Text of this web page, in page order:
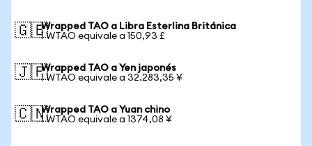
🇬🇧Wrapped TAO a Libra Esterlina Británica
1 WTAO equivale a 150,93 £
🇯🇵Wrapped TAO a Yen japonés
1 WTAO equivale a 32.283,35 ¥
🇨🇳Wrapped TAO a Yuan chino
1 WTAO equivale a 1374,08 ¥